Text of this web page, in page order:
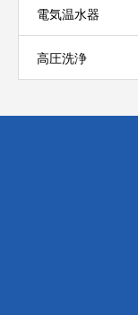
電気温水器
高圧洗浄